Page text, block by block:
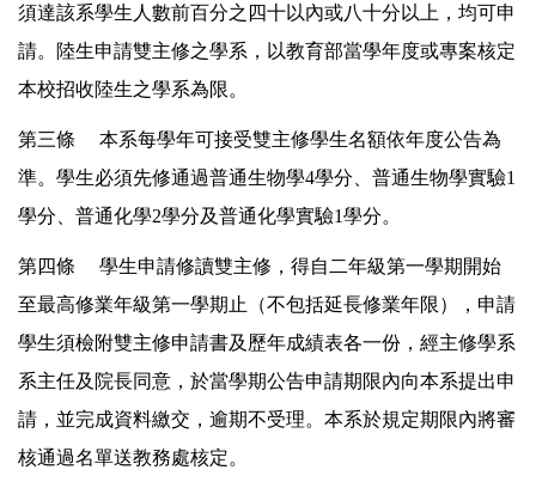
須達該系學生人數前百分之四十以內或八十分以上，均可申
請。陸生申請雙主修之學系，以教育部當學年度或專案核定
本校招收陸生之學系為限。
第三條 本系每學年可接受雙主修學生名額依年度公告為
準。學生必須先修通過普通生物學4學分、普通生物學實驗1
學分、普通化學2學分及普通化學實驗1學分。
第四條 學生申請修讀雙主修，得自二年級第一學期開始
至最高修業年級第一學期止（不包括延長修業年限），申請
學生須檢附雙主修申請書及歷年成績表各一份，經主修學系
系主任及院長同意，於當學期公告申請期限內向本系提出申
請，並完成資料繳交，逾期不受理。本系於規定期限內將審
核通過名單送教務處核定。